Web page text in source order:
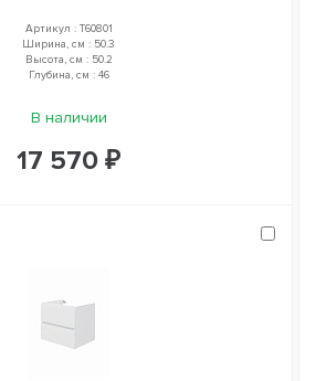
Артикул : T60801
Ширина, см : 50.3
Высота, см : 50.2
Глубина, см : 46
В наличии
17 570 ₽